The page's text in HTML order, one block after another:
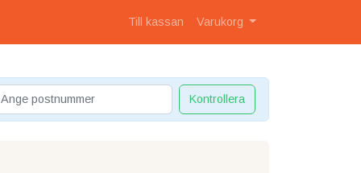
Till kassan Varukorg
Kontrollera